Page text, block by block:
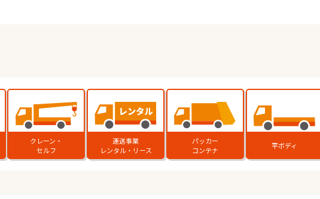
クレーン・
セルフ
運送事業
レンタル・リース
パッカー
コンテナ
平ボディ